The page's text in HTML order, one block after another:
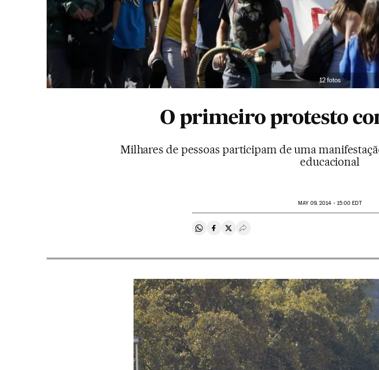
12 fotos
O primeiro protesto
Milhares de pessoas participam de uma
educacional
MAY09, 2014 - 15:00 EDT
Compartir en Whatsapp
Compartir en Facebook
Compartir en Twitter
Desplegar Redes Sociales